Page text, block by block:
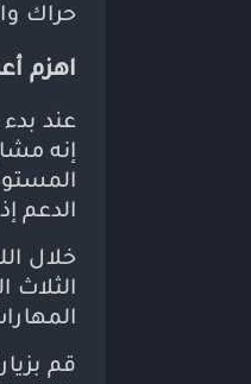
حراك
اهزم
إنه
الدعم
خلال
قم